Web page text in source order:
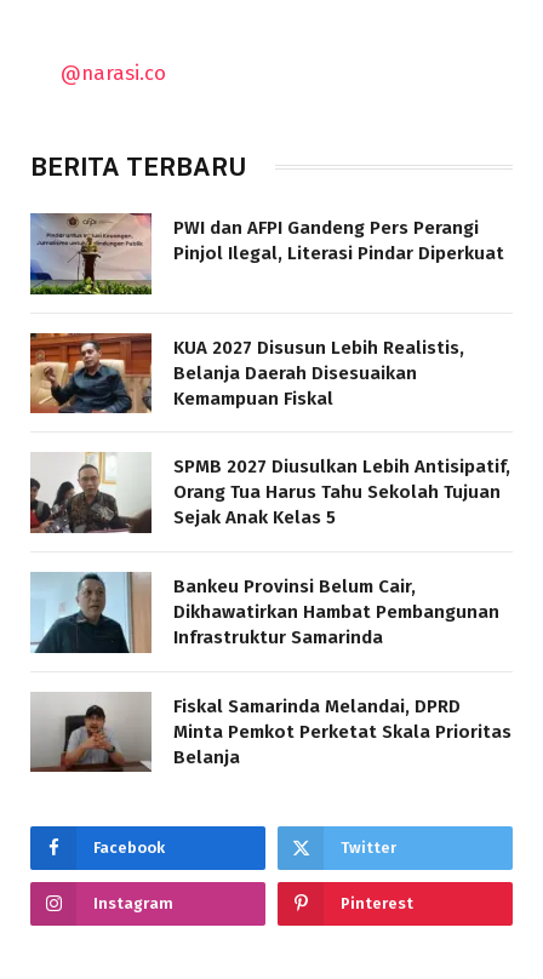
@narasi.co
BERITA TERBARU
PWI dan AFPI Gandeng Pers Perangi
Pinjol Ilegal, Literasi Pindar Diperkuat
KUA 2027 Disusun Lebih Realistis,
Belanja Daerah Disesuaikan
Kemampuan Fiskal
SPMB 2027 Diusulkan Lebih Antisipatif,
Orang Tua Harus Tahu Sekolah Tujuan
Sejak Anak Kelas 5
Bankeu Provinsi Belum Cair,
Dikhawatirkan Hambat Pembangunan
Infrastruktur Samarinda
Fiskal Samarinda Melandai, DPRD
Minta Pemkot Perketat Skala Prioritas
Belanja
Facebook Twitter
Instagram Pinterest